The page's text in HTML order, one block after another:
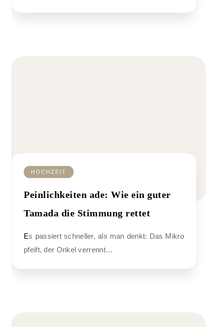
HOCHZEIT
Peinlichkeiten ade: Wie ein guter
Tamada die Stimmung rettet
Es passiert schneller, als man denkt: Das Mikro
pfeift, der Onkel verrennt…